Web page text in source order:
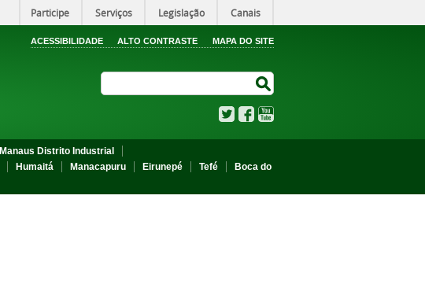
Participe Serviços Legislação Canais
ACESSIBILIDADE ALTO CONTRASTE MAPA DO SITE
TwitterFacebook
Manaus Distrito Industrial
Humaitá Manacapuru Eirunepé Tefé
Boca do